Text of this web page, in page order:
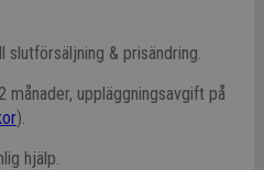
& prisändring.
uppläggningsavgift på
).
hjälp.